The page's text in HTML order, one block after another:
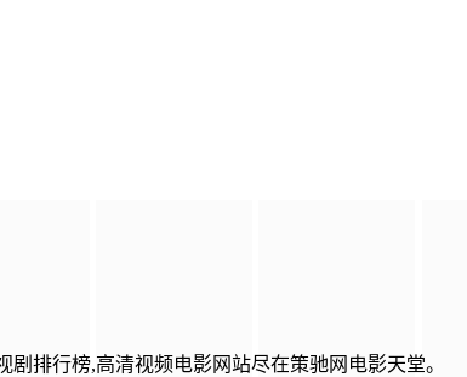
排行榜,高清视频电影网站尽在策驰网电影天堂。